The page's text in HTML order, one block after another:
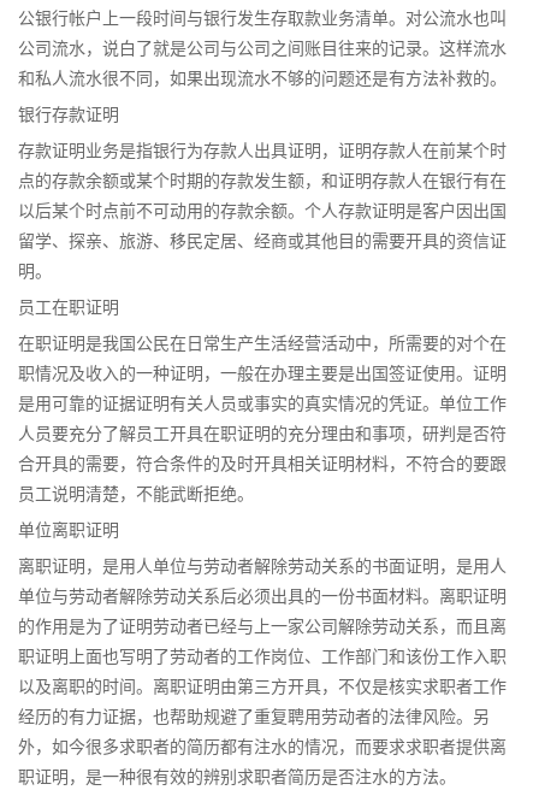
公银行帐户上一段时间与银行发生存取款业务清单。对公流水也叫
公司流水，说白了就是公司与公司之间账目往来的记录。这样流水
和私人流水很不同，如果出现流水不够的问题还是有方法补救的。
银行存款证明
存款证明业务是指银行为存款人出具证明，证明存款人在前某个时
点的存款余额或某个时期的存款发生额，和证明存款人在银行有在
以后某个时点前不可动用的存款余额。个人存款证明是客户因出国
留学、探亲、旅游、移民定居、经商或其他目的需要开具的资信证
明。
员工在职证明
在职证明是我国公民在日常生产生活经营活动中，所需要的对个在
职情况及收入的一种证明，一般在办理主要是出国签证使用。证明
是用可靠的证据证明有关人员或事实的真实情况的凭证。单位工作
人员要充分了解员工开具在职证明的充分理由和事项，研判是否符
合开具的需要，符合条件的及时开具相关证明材料，不符合的要跟
员工说明清楚，不能武断拒绝。
单位离职证明
离职证明，是用人单位与劳动者解除劳动关系的书面证明，是用人
单位与劳动者解除劳动关系后必须出具的一份书面材料。离职证明
的作用是为了证明劳动者已经与上一家公司解除劳动关系，而且离
职证明上面也写明了劳动者的工作岗位、工作部门和该份工作入职
以及离职的时间。离职证明由第三方开具，不仅是核实求职者工作
经历的有力证据，也帮助规避了重复聘用劳动者的法律风险。另
外，如今很多求职者的简历都有注水的情况，而要求求职者提供离
职证明，是一种很有效的辨别求职者简历是否注水的方法。